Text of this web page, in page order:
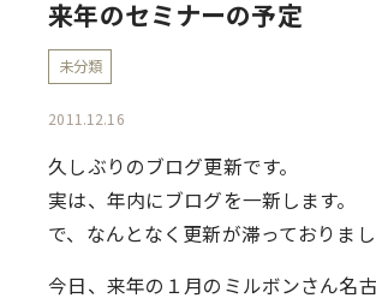
来年のセミナーの予定
未分類
2011.12.16
久しぶりのブログ更新です。
実は、年内にブログを一新します。
で、なんとなく更新が滞っておりまし
今日、来年の１月のミルボンさん名